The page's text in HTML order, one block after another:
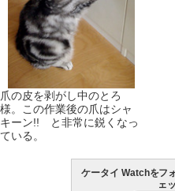
爪の皮を剥がし中のとろ
様。この作業後の爪はシャ
キーン!! と非常に鋭くなっ
ている。
ケータイ Watchをフ
ェ